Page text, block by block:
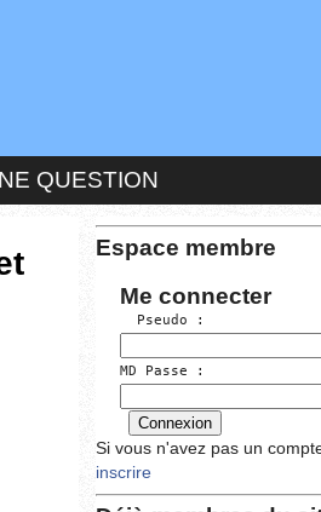
QUESTION
Espace membre
Me connecter
  Pseudo :
MD Passe :
Si vous n'avez pas un
inscrire